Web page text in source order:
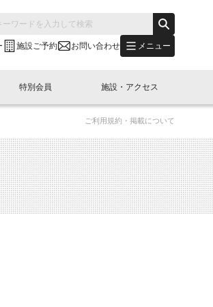
施設ご予約 お問い合わせ メニュー
別会員開催
展・参加
"LINK-BioBAY TOKYO"？
(News Letter)
コラム
ュース・事業紹介
ベント
LINK-J WEST
容
本橋エリアについて
特別会員
し込み
施設・アクセス
予約
ご利用規約・掲載について